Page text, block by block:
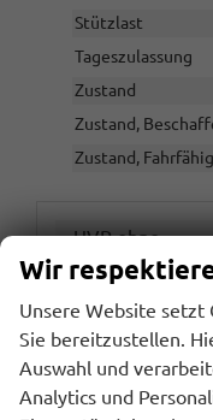
Stützlast
Tageszulassung
Zustand
Zustand,
Zustand,
UVP ohne
Sie sparen:
Gesamtpreis
Wir
Unsere Website setzt
Sie bereitzustellen.
Auswahl und
Analytics und